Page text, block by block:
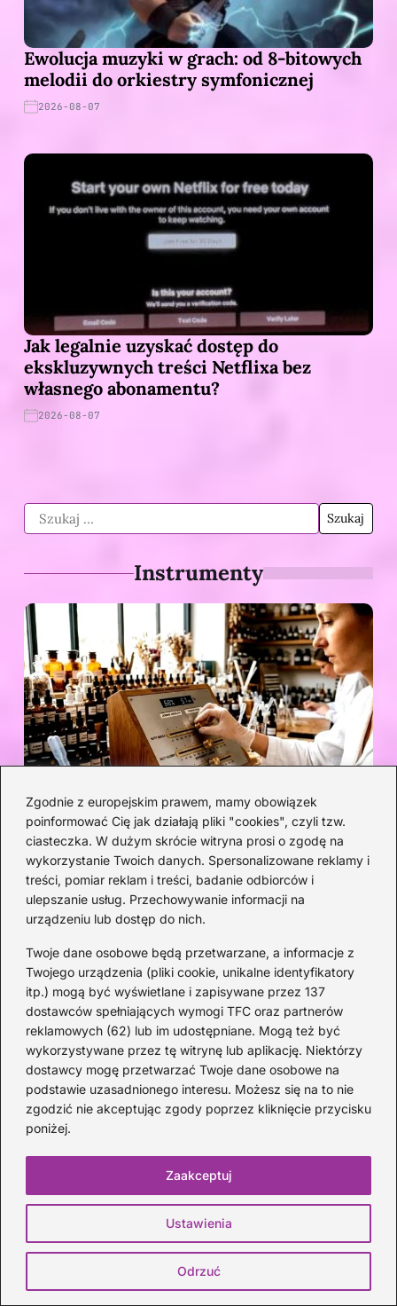
Zgodnie z europejskim prawem, mamy obowiązek
poinformować Cię jak działają pliki "cookies", czyli tzw.
ciasteczka. W dużym skrócie witryna prosi o zgodę na
wykorzystanie Twoich danych. Spersonalizowane reklamy i
treści, pomiar reklam i treści, badanie odbiorców i
ulepszanie usług. Przechowywanie informacji na
urządzeniu lub dostęp do nich.
Twoje dane osobowe będą przetwarzane, a informacje z
Twojego urządzenia (pliki cookie, unikalne identyfikatory
itp.) mogą być wyświetlane i zapisywane przez 137
dostawców spełniających wymogi TFC oraz partnerów
reklamowych (62) lub im udostępniane. Mogą też być
wykorzystywane przez tę witrynę lub aplikację. Niektórzy
dostawcy mogę przetwarzać Twoje dane osobowe na
podstawie uzasadnionego interesu. Możesz się na to nie
zgodzić nie akceptując zgody poprzez kliknięcie przycisku
poniżej.
Ustawienia
Odrzuć
Zaakceptuj
Ewolucja muzyki w grach: od 8-bitowych
melodii do orkiestry symfonicznej
2026-08-07
Jak legalnie uzyskać dostęp do
ekskluzywnych treści Netflixa bez
własnego abonamentu?
2026-08-07
Instrumenty
Akordy do Wielkiej Wody — chwyty
gitarowe z diagramami i wskazówkami
4 DNI TEMU
Kapodaster do ukulele: jak go używać i
jak ułatwia grę akordów
4 DNI TEMU